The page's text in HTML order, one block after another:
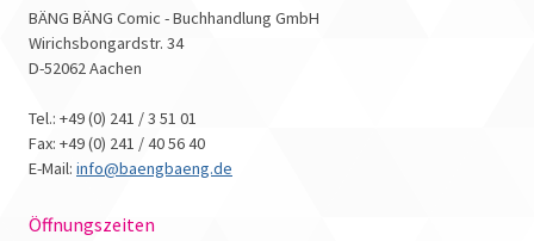
BÄNG BÄNG Comic - Buchhandlung GmbH
Wirichsbongardstr. 34
D-52062 Aachen
Tel.: +49 (0) 241 / 3 51 01
Fax: +49 (0) 241 / 40 56 40
E-Mail: info@baengbaeng.de
Öffnungszeiten